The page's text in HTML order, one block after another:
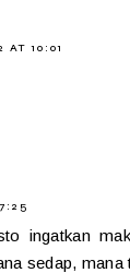
AT 10:01
ingatkan
sedap, mana